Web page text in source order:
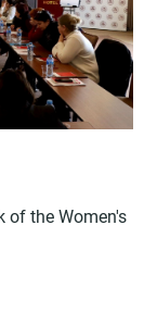
of the Women's